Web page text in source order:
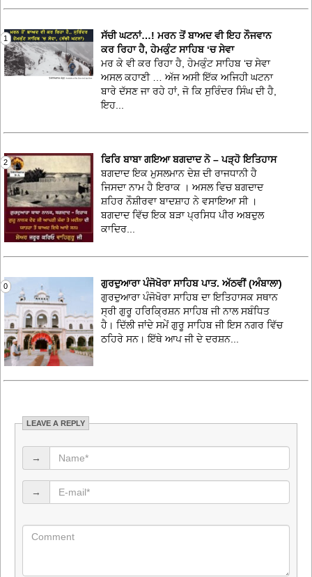
1
ਸੱਚੀ ਘਟਨਾਂ…! ਮਰਨ ਤੋਂ ਬਾਅਦ ਵੀ ਇਹ ਨੌਜਵਾਨ
ਕਰ ਰਿਹਾ ਹੈ, ਹੇਮਕੁੰਟ ਸਾਹਿਬ ‘ਚ ਸੇਵਾ
ਮਰ ਕੇ ਵੀ ਕਰ ਰਿਹਾ ਹੈ, ਹੇਮਕੁੰਟ ਸਾਹਿਬ ‘ਚ ਸੇਵਾ
ਅਸਲ ਕਹਾਣੀ … ਅੱਜ ਅਸੀ ਇੱਕ ਅਜਿਹੀ ਘਟਨਾ
ਬਾਰੇ ਦੱਸਣ ਜਾ ਰਹੇ ਹਾਂ, ਜੋ ਕਿ ਸੁਰਿੰਦਰ ਸਿੰਘ ਦੀ ਹੈ,
ਇਹ...
2
ਫਿਰਿ ਬਾਬਾ ਗਇਆ ਬਗਦਾਦ ਨੋ – ਪੜ੍ਹੋ ਇਤਿਹਾਸ
ਬਗਦਾਦ ਇਕ ਮੁਸਲਮਾਨ ਦੇਸ਼ ਦੀ ਰਾਜਧਾਨੀ ਹੈ
ਜਿਸਦਾ ਨਾਮ ਹੈ ਇਰਾਕ । ਅਸਲ ਵਿਚ ਬਗਦਾਦ
ਸ਼ਹਿਰ ਨੌਸ਼ੀਰਵਾ ਬਾਦਸ਼ਾਹ ਨੇ ਵਸਾਇਆ ਸੀ ।
ਬਗਦਾਦ ਵਿੱਚ ਇਕ ਬੜਾ ਪ੍ਰਸਿਧ ਪੀਰ ਅਬਦੁਲ
ਕਾਦਿਰ...
0
ਗੁਰਦੁਆਰਾ ਪੰਜੋਖੋਰਾ ਸਾਹਿਬ ਪਾਤ. ਅੱਠਵੀਂ (ਅੰਬਾਲਾ)
ਗੁਰਦੁਆਰਾ ਪੰਜੋਖੋਰਾ ਸਾਹਿਬ ਦਾ ਇਤਿਹਾਸਕ ਸਥਾਨ
ਸ੍ਰੀ ਗੁਰੂ ਹਰਿਕ੍ਰਿਸ਼ਨ ਸਾਹਿਬ ਜੀ ਨਾਲ ਸਬੰਧਿਤ
ਹੈ। ਦਿੱਲੀ ਜਾਂਦੇ ਸਮੇਂ ਗੁਰੂ ਸਾਹਿਬ ਜੀ ਇਸ ਨਗਰ ਵਿੱਚ
ਠਹਿਰੇ ਸਨ। ਇੱਥੇ ਆਪ ਜੀ ਦੇ ਦਰਸ਼ਨ...
LEAVE A REPLY
→
→